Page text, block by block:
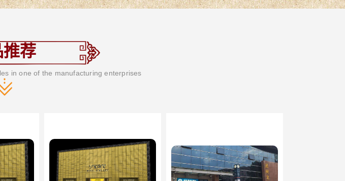
推荐
in one of the manufacturing enterprises